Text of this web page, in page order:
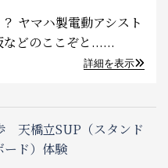
ヤマハ製電動アシスト
どのここぞと......
詳細を表示
天橋立SUP（スタンド
ード）体験